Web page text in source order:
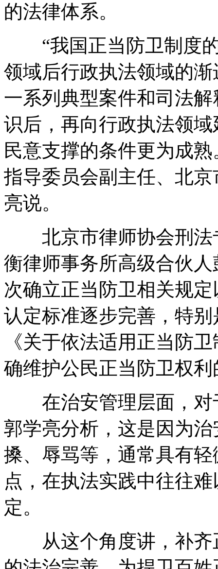
的法律体系。
“我国正当防卫制度的
领域后行政执法领域的
一系列典型案件和司法
识后，再向行政执法领
民意支撑的条件更为成
指导委员会副主任、北
亮说。
北京市律师协会刑法
衡律师事务所高级合伙
次确立正当防卫相关规
认定标准逐步完善，特
《关于依法适用正当防
确维护公民正当防卫权
在治安管理层面，对
郭学亮分析，这是因为
搡、辱骂等，通常具有
点，在执法实践中往往
定。
从这个角度讲，补齐